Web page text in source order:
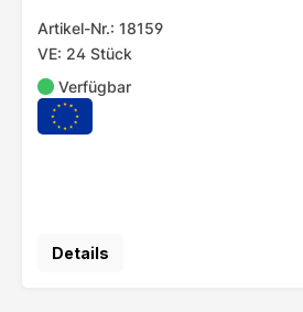
Artikel-Nr.: 18159
VE: 24 Stück
Verfügbar
Details